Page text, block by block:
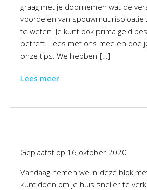
graag met je doornemen wat de
voordelen van spouwmuurisoloatie
te weten. Je kunt ook prima geld
betreft. Lees met ons mee en doe
onze tips. We hebben […]
Lees meer
Geplaatst op 16 oktober 2020
Vandaag nemen we in deze blok
kunt doen om je huis sneller te